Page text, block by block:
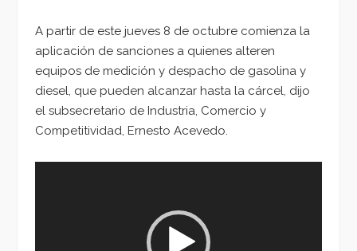
A partir de este jueves 8 de octubre comienza la
aplicación de sanciones a quienes alteren
equipos de medición y despacho de gasolina y
diesel, que pueden alcanzar hasta la cárcel, dijo
el subsecretario de Industria, Comercio y
Competitividad, Ernesto Acevedo.